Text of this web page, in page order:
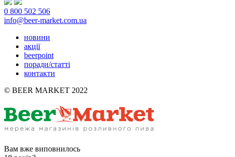
0 800 502 506
info@beer-market.com.ua
новини
акції
beerpoint
поради/статті
контакти
© BEER MARKET 2022
Вам вже виповнилось